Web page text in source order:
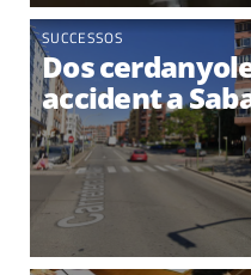
SUCCESSOS
Dos
accident a